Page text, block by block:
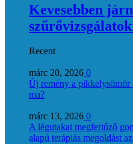
Kevesebben
Recent
márc 20, 2026 0
Új remény a pikkelysömör
ma?
márc 13, 2026 0
A légutakat megfertőző
alapú terápiás megoldást